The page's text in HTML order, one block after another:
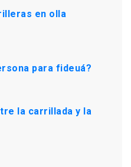
en olla
para fideuá?
la carrillada y la